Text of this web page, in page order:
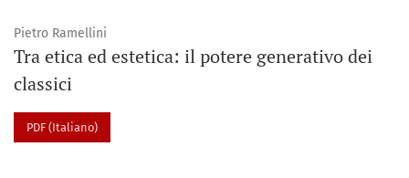
Pietro Ramellini
Tra etica ed estetica: il potere generativo dei
classici
PDF (Italiano)